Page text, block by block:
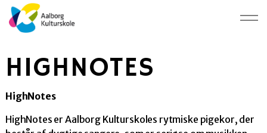
HIGHNOTES
HighNotes
HighNotes er Aalborg Kulturskoles rytmiske pigekor, der